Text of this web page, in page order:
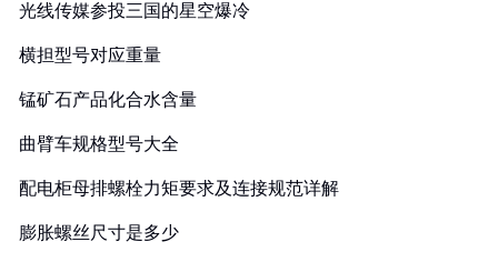
光线传媒参投三国的星空爆冷
横担型号对应重量
锰矿石产品化合水含量
曲臂车规格型号大全
配电柜母排螺栓力矩要求及连接规范详解
膨胀螺丝尺寸是多少